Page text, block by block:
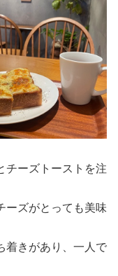
チーズトーストを注
ーズがとっても美味
着きがあり、一人で